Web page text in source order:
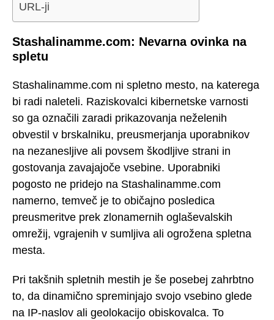
URL-ji
Stashalinamme.com: Nevarna ovinka na
spletu
Stashalinamme.com ni spletno mesto, na katerega
bi radi naleteli. Raziskovalci kibernetske varnosti
so ga označili zaradi prikazovanja neželenih
obvestil v brskalniku, preusmerjanja uporabnikov
na nezanesljive ali povsem škodljive strani in
gostovanja zavajajoče vsebine. Uporabniki
pogosto ne pridejo na Stashalinamme.com
namerno, temveč je to običajno posledica
preusmeritve prek zlonamernih oglaševalskih
omrežij, vgrajenih v sumljiva ali ogrožena spletna
mesta.
Pri takšnih spletnih mestih je še posebej zahrbtno
to, da dinamično spreminjajo svojo vsebino glede
na IP-naslov ali geolokacijo obiskovalca. To